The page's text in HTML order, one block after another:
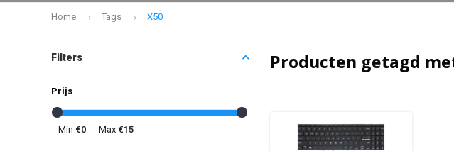
Home Tags X50
Filters
Prijs
Min €0 Max €15
Producten getagd